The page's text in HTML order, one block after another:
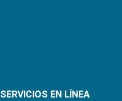
SERVICIOS EN LÍNEA